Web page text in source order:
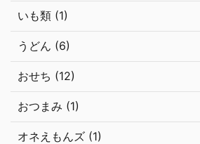
いも類 (1)
うどん (6)
おせち (12)
おつまみ (1)
オネえもんズ (1)